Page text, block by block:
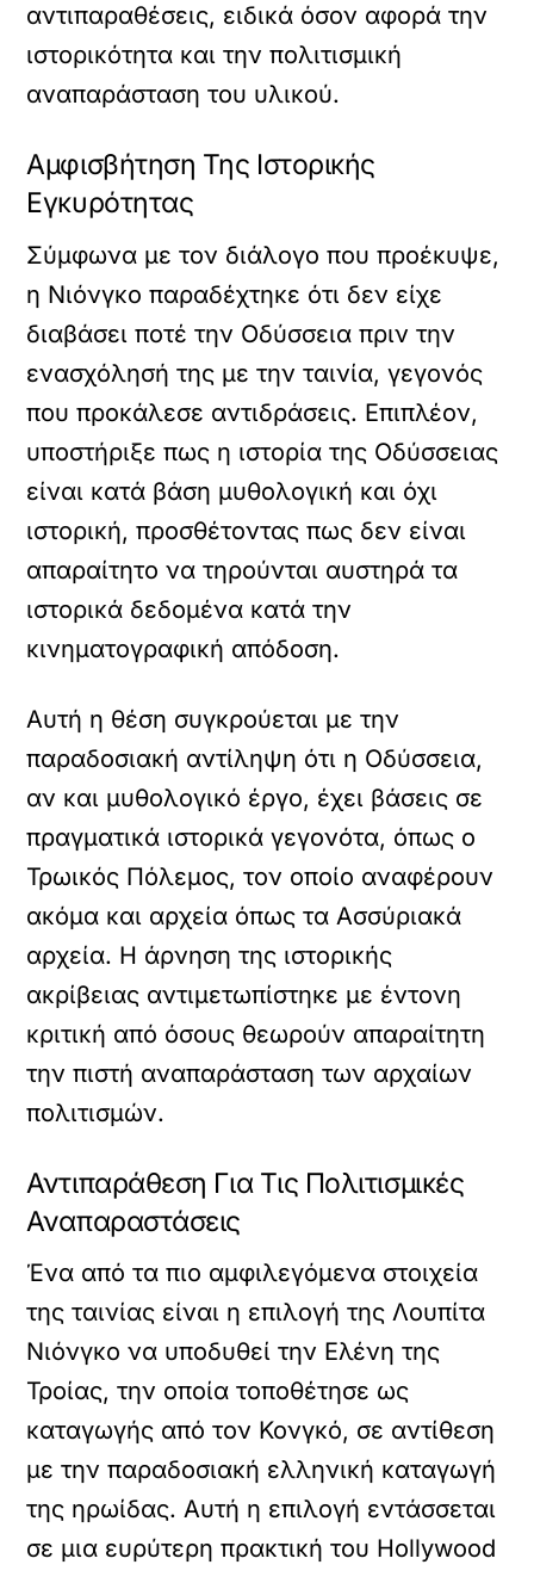
αντιπαραθέσεις, ειδικά όσον αφορά την
ιστορικότητα και την πολιτισμική
αναπαράσταση του υλικού.
Αμφισβήτηση Της Ιστορικής
Εγκυρότητας
Σύμφωνα με τον διάλογο που προέκυψε,
η Νιόνγκο παραδέχτηκε ότι δεν είχε
διαβάσει ποτέ την Οδύσσεια πριν την
ενασχόλησή της με την ταινία, γεγονός
που προκάλεσε αντιδράσεις. Επιπλέον,
υποστήριξε πως η ιστορία της Οδύσσειας
είναι κατά βάση μυθολογική και όχι
ιστορική, προσθέτοντας πως δεν είναι
απαραίτητο να τηρούνται αυστηρά τα
ιστορικά δεδομένα κατά την
κινηματογραφική απόδοση.
Αυτή η θέση συγκρούεται με την
παραδοσιακή αντίληψη ότι η Οδύσσεια,
αν και μυθολογικό έργο, έχει βάσεις σε
πραγματικά ιστορικά γεγονότα, όπως ο
Τρωικός Πόλεμος, τον οποίο αναφέρουν
ακόμα και αρχεία όπως τα Ασσύριακά
αρχεία. Η άρνηση της ιστορικής
ακρίβειας αντιμετωπίστηκε με έντονη
κριτική από όσους θεωρούν απαραίτητη
την πιστή αναπαράσταση των αρχαίων
πολιτισμών.
Αντιπαράθεση Για Τις Πολιτισμικές
Αναπαραστάσεις
Ένα από τα πιο αμφιλεγόμενα στοιχεία
της ταινίας είναι η επιλογή της Λουπίτα
Νιόνγκο να υποδυθεί την Ελένη της
Τροίας, την οποία τοποθέτησε ως
καταγωγής από τον Κονγκό, σε αντίθεση
με την παραδοσιακή ελληνική καταγωγή
της ηρωίδας. Αυτή η επιλογή εντάσσεται
σε μια ευρύτερη πρακτική του Hollywood